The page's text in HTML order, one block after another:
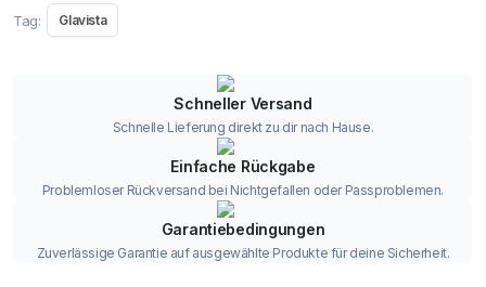
Tag: Glavista
Schneller Versand
Schnelle Lieferung direkt zu dir nach Hause.
Einfache Rückgabe
Problemloser Rückversand bei Nichtgefallen oder Passproblemen.
Garantiebedingungen
Zuverlässige Garantie auf ausgewählte Produkte für deine Sicherheit.